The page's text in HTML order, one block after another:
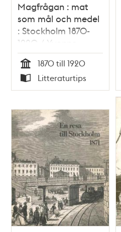
Magfrågan : mat
som mål och medel
: Stockholm 1870-
1920 / Yvonne
Hirdman
Tid
1870 till 1920
Typ
Litteraturtips